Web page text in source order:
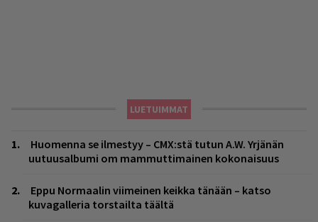
LUETUIMMAT
Huomenna se ilmestyy – CMX:stä tutun A.W. Yrjänän
uutuusalbumi om mammuttimainen kokonaisuus
Eppu Normaalin viimeinen keikka tänään – katso
kuvagalleria torstailta täältä